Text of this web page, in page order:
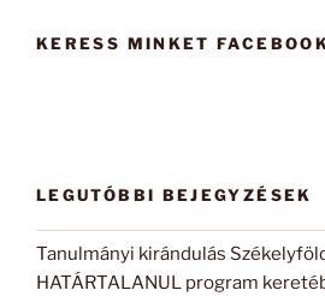
KERESS MINKET
LEGUTÓBBI BEJEGYZÉSEK
Tanulmányi kirándulás
HATÁRTALANUL program